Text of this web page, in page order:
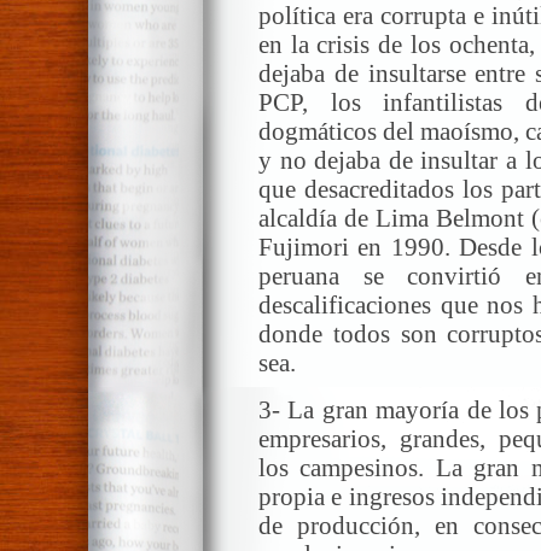
política era corrupta e
en la crisis de los
dejaba de insultarse
PCP, los infantilistas
dogmáticos del maoísmo,
y no dejaba de insultar a
que desacreditados los
alcaldía de Lima Belmont
Fujimori en 1990. Desde
peruana se convirtió
descalificaciones que nos
donde todos son
sea.
3- La gran mayoría de los
empresarios, grandes,
los campesinos. La gran
propia e ingresos
de producción, en